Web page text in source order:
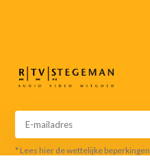
* Lees hier de wettelijke beperkingen